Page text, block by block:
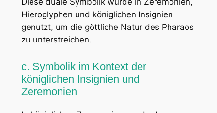
Hieroglyphen und königlichen Insignien
genutzt, um die göttliche Natur des Pharaos
zu unterstreichen.
c. Symbolik im Kontext der
königlichen Insignien und
Zeremonien